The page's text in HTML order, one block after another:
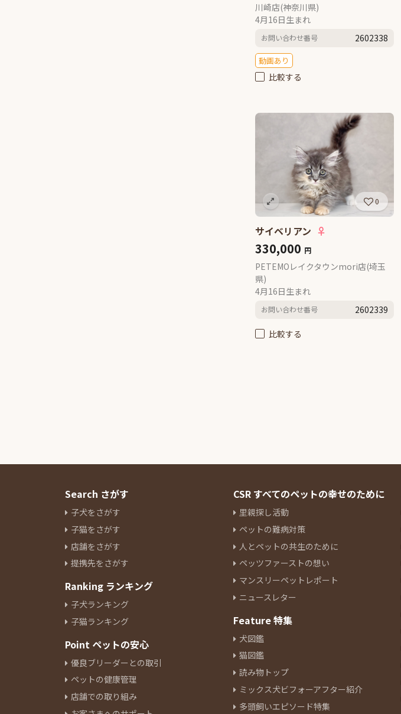
川崎店(神奈川県)
4月16日生まれ
お問い合わせ番号 2602338
動画あり
比較する
0
サイベリアン ♀
330,000 円
PETEMOレイクタウンmori店(埼玉
県)
4月16日生まれ
お問い合わせ番号 2602339
比較する
Search さがす
子犬をさがす
子猫をさがす
店舗をさがす
提携先をさがす
Ranking ランキング
子犬ランキング
子猫ランキング
Point ペットの安心
優良ブリーダーとの取引
ペットの健康管理
店舗での取り組み
CSR すべてのペットの幸せのために
里親探し活動
ペットの難病対策
人とペットの共生のために
ペッツファーストの想い
マンスリーペットレポート
ニュースレター
Feature 特集
犬図鑑
猫図鑑
読み物トップ
ミックス犬ビフォーアフター紹介
多頭飼いエピソード特集